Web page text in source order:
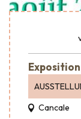
Cancale